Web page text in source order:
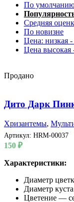
По
Средняя
По новизне
Цена: низкая
Цена высокая
Продано
Дито Дарк
Хризантемы,
Артикул: HRM-00037
150 ₽
Характеристики:
Диаметр
Диаметр
Цветение —